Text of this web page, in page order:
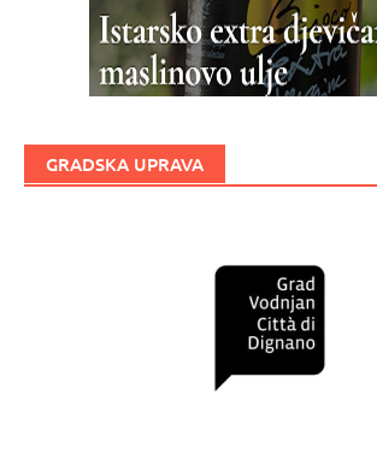
GRADSKA UPRAVA